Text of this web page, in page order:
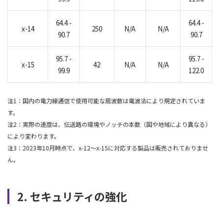
x-14
64.4 -
90.7
250 N/A N/A
64.4 -
90.7
x-15
95.7 -
99.9
42 N/A N/A
95.7 -
122.0
注1：国内の電力線通信で使用可能な周波数は電波法により規定されていま
す。
注2：実際の速度は、伝送路の環境やノッチの本数（国や地域により異なる）
により変わります。
注3：2023年10月時点で、x-12～x-15に対応する製品は販売されておりませ
ん。
2. セキュリティの強化